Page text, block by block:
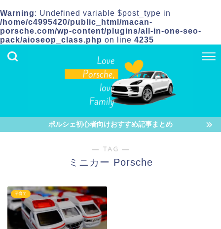
Warning: Undefined variable $post_type in
/home/c4995420/public_html/macan-
porsche.com/wp-content/plugins/all-in-one-seo-
pack/aioseop_class.php on line 4235
ポルシェ初心者向けおすすめ記事まとめ
― TAG ―
ミニカー Porsche
子育て